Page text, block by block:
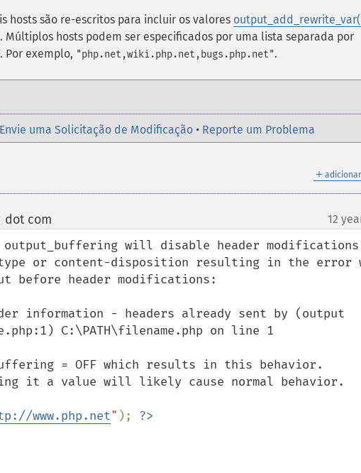
hosts são re-escritos para incluir os valores
. Múltiplos hosts podem ser especificados por uma lista separada por
Por exemplo, "php.net,wiki.php.net,bugs.php.net".
Envie uma Solicitação de Modificação • Reporte um Problema
＋
dot com 12
output_buffering will disable header
or content-disposition resulting in the error
before header modifications:
information - headers already sent by (output
C:\PATH\filename.php on line 1
= OFF which results in this behavior.
it a value will likely cause normal behavior.
www.php.net" );